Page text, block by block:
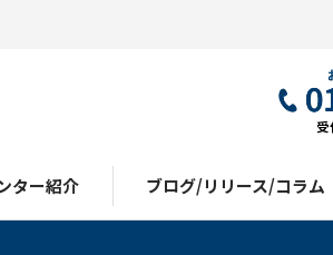
ター紹介 ブログ/リリース/コラム